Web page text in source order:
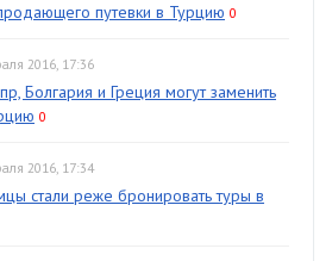
продающего путевки в Турцию 0
2016, 17:36
Болгария и Греция могут заменить
0
2016, 17:34
стали реже бронировать туры в